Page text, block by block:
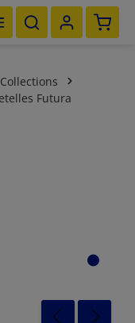
Le
Collections
Futura